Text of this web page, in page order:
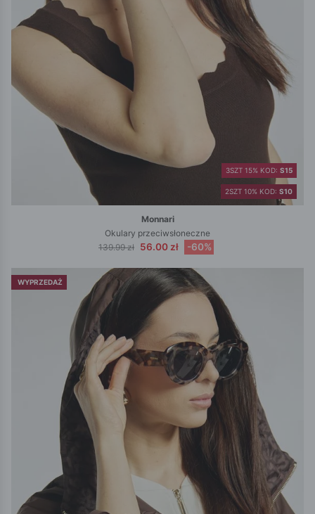
2SZT 10% KOD: S10
3SZT 15% KOD: S15
Monnari
Okulary przeciwsłoneczne
139.99 zł 56.00 zł -60%
WYPRZEDAŻ